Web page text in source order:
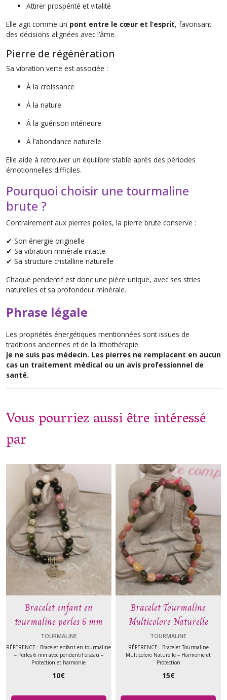
Attirer prospérité et vitalité
Elle agit comme un pont entre le cœur et l’esprit, favorisant
des décisions alignées avec l’âme.
Pierre de régénération
Sa vibration verte est associée :
À la croissance
À la nature
À la guérison intérieure
À l’abondance naturelle
Elle aide à retrouver un équilibre stable après des périodes
émotionnelles difficiles.
Pourquoi choisir une tourmaline
brute ?
Contrairement aux pierres polies, la pierre brute conserve :
✔ Son énergie originelle
✔ Sa vibration minérale intacte
✔ Sa structure cristalline naturelle
Chaque pendentif est donc une pièce unique, avec ses stries
naturelles et sa profondeur minérale.
Phrase légale
Les propriétés énergétiques mentionnées sont issues de
traditions anciennes et de la lithothérapie.
Je ne suis pas médecin. Les pierres ne remplacent en aucun
cas un traitement médical ou un avis professionnel de
santé.
Vous pourriez aussi être intéressé
par
Bracelet enfant en
tourmaline perles 6 mm
TOURMALINE
RÉFÉRENCE : Bracelet enfant en tourmaline
– Perles 6 mm avec pendentif oiseau –
Protection et harmonie
10€
Bracelet Tourmaline
Multicolore Naturelle
TOURMALINE
RÉFÉRENCE : Bracelet Tourmaline
Multicolore Naturelle – Harmonie et
Protection
15€